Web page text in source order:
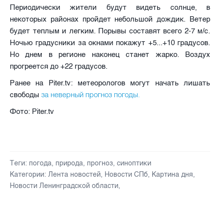
Периодически жители будут видеть солнце, в
некоторых районах пройдет небольшой дождик. Ветер
будет теплым и легким. Порывы составят всего 2-7 м/с.
Ночью градусники за окнами покажут +5...+10 градусов.
Но днем в регионе наконец станет жарко. Воздух
прогреется до +22 градусов.
Ранее на Piter.tv: метеорологов могут начать лишать
свободы за неверный прогноз погоды.
Фото: Piter.tv
Теги: погода, природа, прогноз, синоптики
Категории: Лента новостей, Новости СПб, Картина дня,
Новости Ленинградской области,